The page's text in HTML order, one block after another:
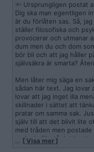
Ursprungligen postat
Dig ska man egentligen
är du förlåten sas. Så,
ställer filosofiska och
provocerar och utmanar
dum men du och dom
bör bli och att jag håller
självsäkra är smarta?
Men låter mig säga en
sådan här text. Jag lovar
lovar att jag inget illa
skillnader i sättet att
pratar om samma sak.
själv till att det blivit lite
med tråden men
verkade förstå det har
försökte förmedla. Såna
… [ Visa mer ]